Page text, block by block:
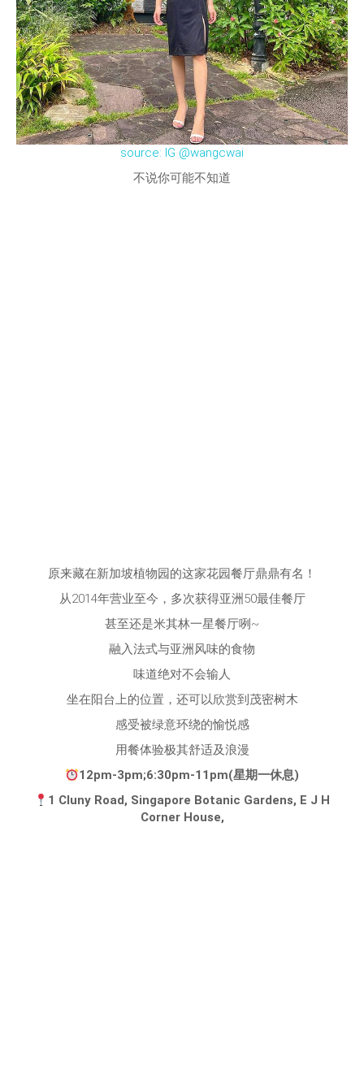
source: IG @wangcwai
不说你可能不知道
原来藏在新加坡植物园的这家花园餐厅鼎鼎有名！
从2014年营业至今，多次获得亚洲50最佳餐厅
甚至还是米其林一星餐厅咧~
融入法式与亚洲风味的食物
味道绝对不会输人
坐在阳台上的位置，还可以欣赏到茂密树木
感受被绿意环绕的愉悦感
用餐体验极其舒适及浪漫
12pm-3pm;6:30pm-11pm(星期一休息)
1 Cluny Road, Singapore Botanic Gardens, E J H
Corner House,